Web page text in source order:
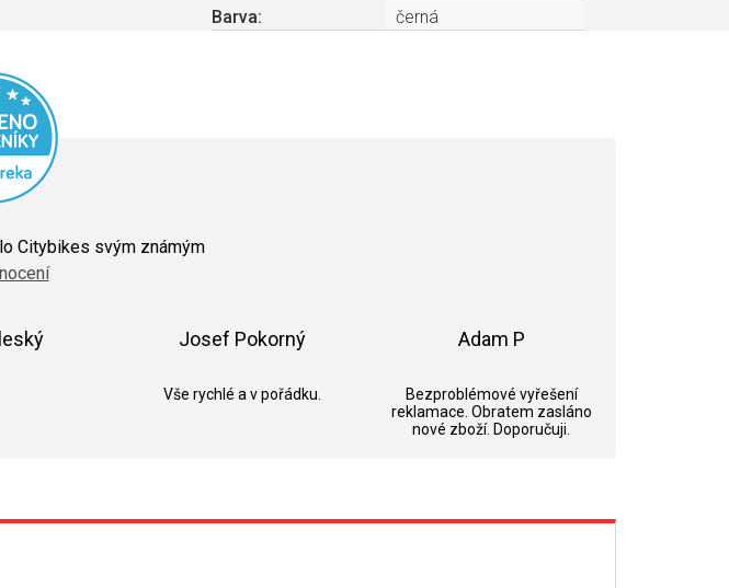
Barva: černá
obchodu
hvězdiček.
Citybikes svým známým
Josef Pokorný
Vše rychlé a v pořádku.
Adam P
Bezproblémové vyřešení
reklamace. Obratem zasláno
nové zboží. Doporučuji.